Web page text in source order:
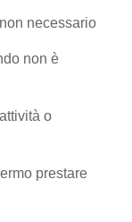
necessario
non è
o
prestare